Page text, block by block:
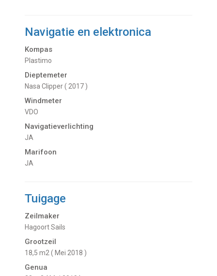
Navigatie en elektronica
Kompas
Plastimo
Dieptemeter
Nasa Clipper ( 2017 )
Windmeter
VDO
Navigatieverlichting
JA
Marifoon
JA
Tuigage
Zeilmaker
Hagoort Sails
Grootzeil
18,5 m2 ( Mei 2018 )
Genua